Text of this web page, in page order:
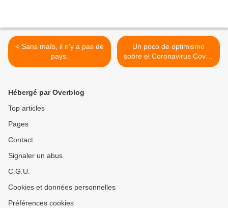
< Sans maïs, il n'y a pas de
pays.
Un poco de optimismo
sobre el Coronavirus Covid-
19 >
Hébergé par Overblog
Top articles
Pages
Contact
Signaler un abus
C.G.U.
Cookies et données personnelles
Préférences cookies